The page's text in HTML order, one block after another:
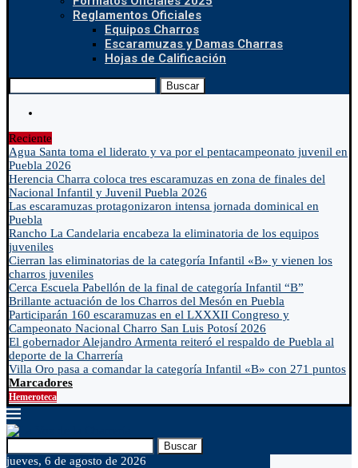
Reglamentos Oficiales
Equipos Charros
Escaramuzas y Damas Charras
Hojas de Calificación
Buscar
Reciente
Agua Santa toma el liderato y va por el pentacampeonato juvenil en
Puebla 2026
Herencia Charra coloca tres escaramuzas en zona de finales del
Nacional Infantil y Juvenil Puebla 2026
Las escaramuzas protagonizaron intensa jornada dominical en
Puebla
Rancho La Candelaria encabeza la eliminatoria de los equipos
juveniles
Cierran las eliminatorias de la categoría Infantil «B» y vienen los
charros juveniles
Cerca Escuela Pabellón de la final de categoría Infantil “B”
Brillante actuación de los Charros del Mesón en Puebla
Participarán 160 escaramuzas en el LXXXII Congreso y
Campeonato Nacional Charro San Luis Potosí 2026
El gobernador Alejandro Armenta reiteró el respaldo de Puebla al
deporte de la Charrería
Villa Oro pasa a comandar la categoría Infantil «B» con 271 puntos
Marcadores
Hemeroteca
Buscar
jueves, 6 de agosto de 2026